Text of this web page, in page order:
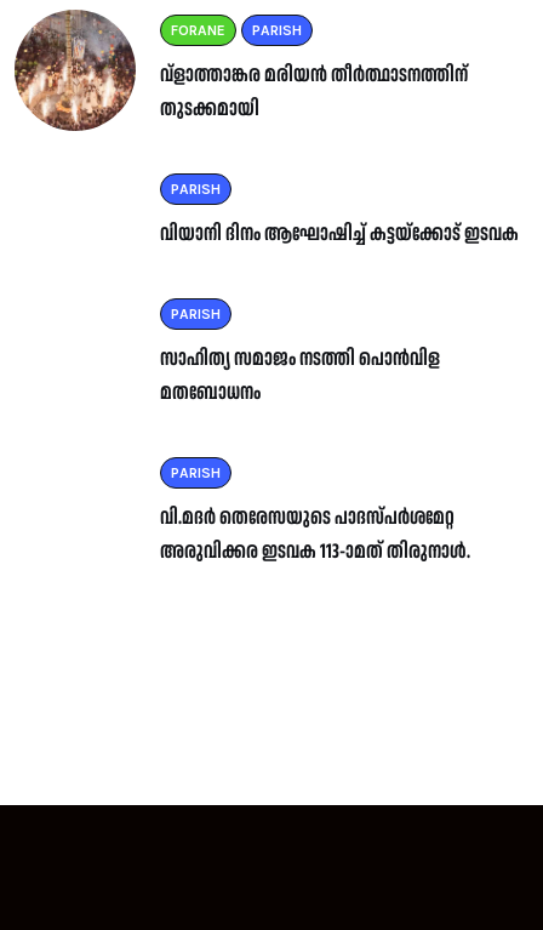
FORANE PARISH
വ്ളാത്താങ്കര മരിയൻ തീർത്ഥാടനത്തിന്
തുടക്കമായി
PARISH
വിയാനി ദിനം ആഘോഷിച്ച് കട്ടയ്ക്കോട് ഇടവക
PARISH
സാഹിത്യ സമാജം നടത്തി പൊൻവിള
മതബോധനം
PARISH
വി.മദർ തെരേസയുടെ പാദസ്പർശമേറ്റ
അരുവിക്കര ഇടവക 113-ാമത് തിരുനാൾ.